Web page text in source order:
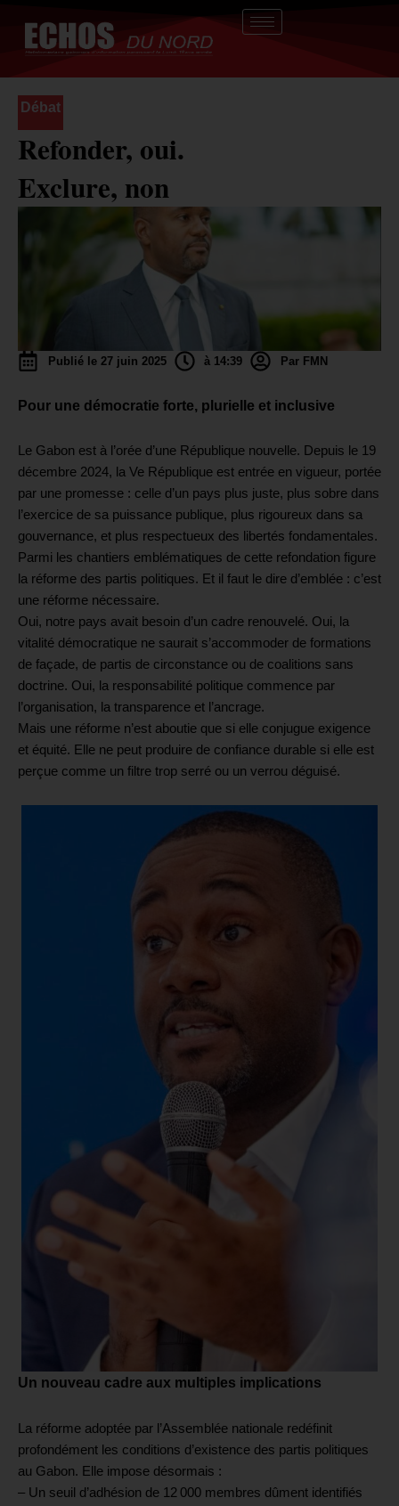
contenu
Débat
Refonder, oui.
Exclure, non
Publié le 27 juin 2025 à 14:39 Par FMN
Pour une démocratie forte, plurielle et inclusive
Le Gabon est à l’orée d’une République nouvelle. Depuis le 19
décembre 2024, la Ve République est entrée en vigueur, portée
par une promesse : celle d’un pays plus juste, plus sobre dans
l’exercice de sa puissance publique, plus rigoureux dans sa
gouvernance, et plus respectueux des libertés fondamentales.
Parmi les chantiers emblématiques de cette refondation figure
la réforme des partis politiques. Et il faut le dire d’emblée : c’est
une réforme nécessaire.
Oui, notre pays avait besoin d’un cadre renouvelé. Oui, la
vitalité démocratique ne saurait s’accommoder de formations
de façade, de partis de circonstance ou de coalitions sans
doctrine. Oui, la responsabilité politique commence par
l’organisation, la transparence et l’ancrage.
Mais une réforme n’est aboutie que si elle conjugue exigence
et équité. Elle ne peut produire de confiance durable si elle est
perçue comme un filtre trop serré ou un verrou déguisé.
Un nouveau cadre aux multiples implications
La réforme adoptée par l’Assemblée nationale redéfinit
profondément les conditions d’existence des partis politiques
au Gabon. Elle impose désormais :
– Un seuil d’adhésion de 12 000 membres dûment identifiés